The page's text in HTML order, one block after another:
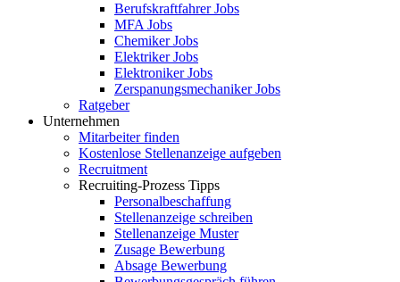
Berufskraftfahrer Jobs
MFA Jobs
Chemiker Jobs
Elektriker Jobs
Elektroniker Jobs
Zerspanungsmechaniker Jobs
Ratgeber
Unternehmen
Mitarbeiter finden
Kostenlose Stellenanzeige aufgeben
Recruitment
Recruiting-Prozess Tipps
Personalbeschaffung
Stellenanzeige schreiben
Stellenanzeige Muster
Zusage Bewerbung
Absage Bewerbung